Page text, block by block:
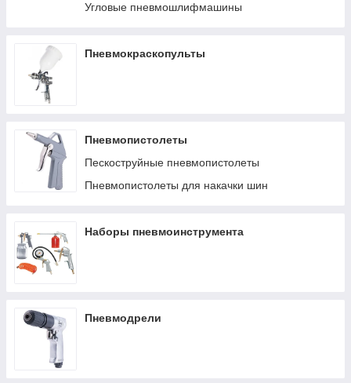
Угловые пневмошлифмашины
Пневмокраскопульты
Пневмопистолеты
Пескоструйные пневмопистолеты
Пневмопистолеты для накачки шин
Наборы пневмоинструмента
Пневмодрели